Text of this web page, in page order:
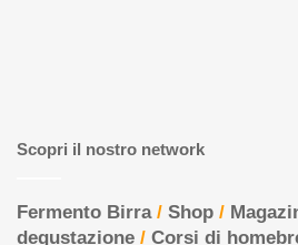
Scopri il nostro network
Fermento Birra/ Shop /
degustazione / Corsi di